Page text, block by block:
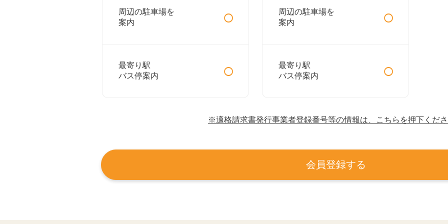
周辺の駐車場を
案内
○
最寄り駅
バス停案内
○
周辺の駐車場を
案内
○
最寄り駅
バス停案内
○
※適格請求書発行事業者登録番号等の情報は、こちらを押下くだ
会員登録する